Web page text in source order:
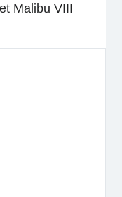
Malibu VIII